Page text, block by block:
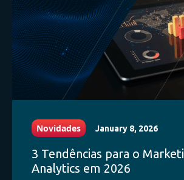
Novidades January 8, 2026
3 Tendências para o
Analytics em 2026